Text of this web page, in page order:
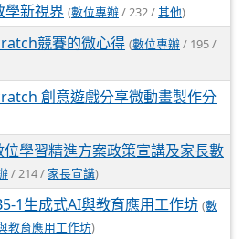
學新視界 (數位專辦/ 232 /其他)
競賽的微心得 (數位專辦/ 195 /
創意遊戲分享微動畫製作分
學習精進方案政策宣講及家長數
/ 214 / 家長宣講)
1生成式AI與教育應用工作坊 (數
教育應用工作坊)